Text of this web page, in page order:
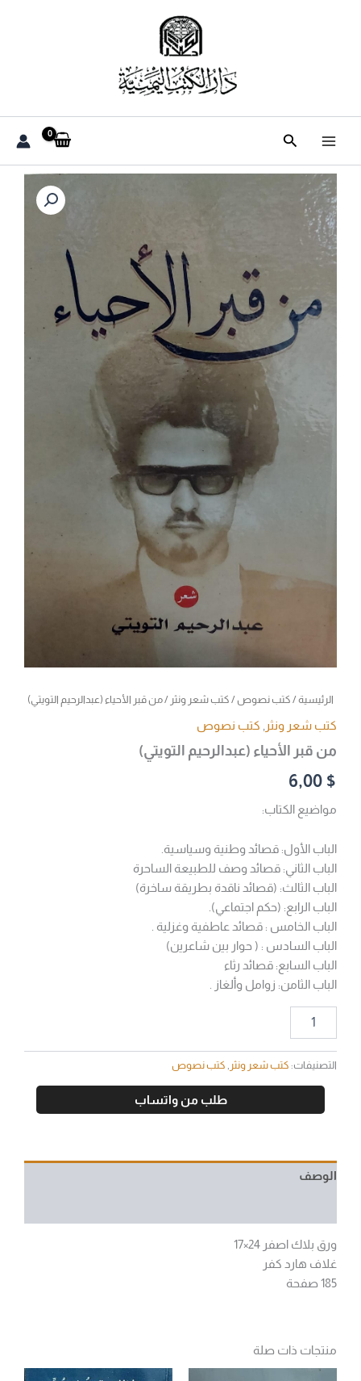
البحث
الرئيسية/ كتب نصوص / كتب شعر ونثر / من قبر الأحياء (عبدالرحيم التويتي)
كتب شعر ونثر كتب نصوص
من قبر الأحياء (عبدالرحيم التويتي)
6,00 $
مواضيع الكتاب:
الباب الأول: قصائد وطنية وسياسية.
الباب الثاني: قصائد وصف للطبيعة الساحرة
الباب الثالث: (قصائد ناقدة بطريقة ساخرة)
الباب الرابع: (حكم اجتماعي).
الباب الخامس : قصائد عاطفية وغزلية .
الباب السادس : ( حوار بين شاعرين)
الباب السابع: قصائد رثاء
الباب الثامن: زوامل وألغاز .
كمية
من
قبر
الأحياء
(عبدالرحيم
التويتي)
التصنيفات: كتب شعر ونثر , كتب نصوص
طلب من واتساب
الوصف
ورق بلاك اصفر 24×17
غلاف هارد كفر
185 صفحة
منتجات ذات صلة